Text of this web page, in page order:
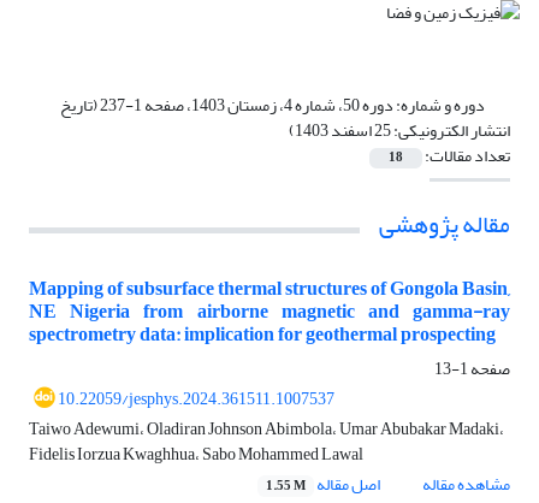
دوره و شماره: دوره 50، شماره 4، زمستان 1403، صفحه 1-237 (تاریخ
انتشار الکترونیکی: 25 اسفند 1403)
تعداد مقالات: 18
مقاله پژوهشی
Mapping of subsurface thermal structures of Gongola Basin,
NE Nigeria from airborne magnetic and gamma-ray
spectrometry data: implication for geothermal prospecting
صفحه1-13
10.22059/jesphys.2024.361511.1007537
Taiwo Adewumi، Oladiran Johnson Abimbola، Umar Abubakar Madaki،
Fidelis Iorzua Kwaghhua، Sabo Mohammed Lawal
مشاهده مقاله
اصل مقاله 1.55 M